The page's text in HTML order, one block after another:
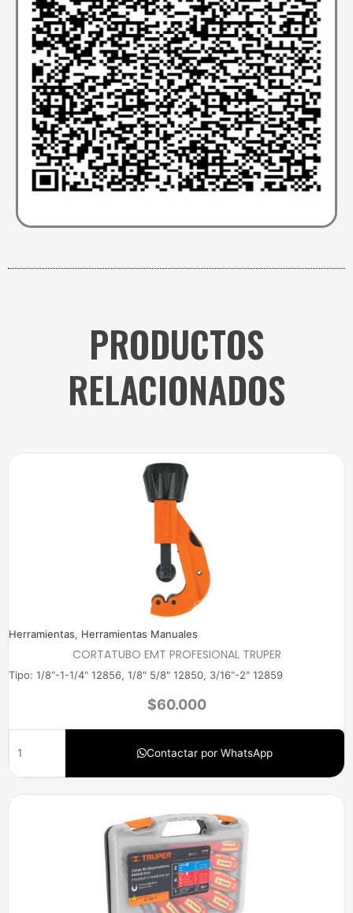
PRODUCTOS
RELACIONADOS
Herramientas, Herramientas Manuales
CORTATUBO EMT PROFESIONAL TRUPER
Tipo: 1/8"-1-1/4" 12856, 1/8" 5/8" 12850, 3/16"-2" 12859
$60.000
Contactar por WhatsApp